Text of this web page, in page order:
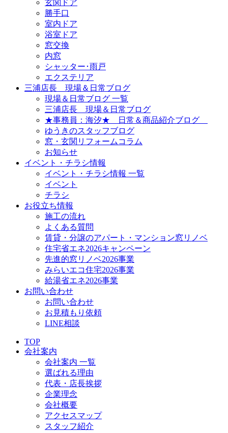
玄関ドア
勝手口
室内ドア
浴室ドア
窓交換
内窓
シャッター･雨戸
エクステリア
三浦店長 現場＆日常ブログ
現場＆日常ブログ 一覧
三浦店長 現場＆日常ブログ
★事務員：海汐★ 日常＆商品紹介ブログ
ゆうきのスタッフブログ
窓・玄関リフォームコラム
お知らせ
イベント・チラシ情報
イベント・チラシ情報 一覧
イベント
チラシ
お役立ち情報
施工の流れ
よくある質問
賃貸・分譲のアパート・マンション窓リノベ
住宅省エネ2026キャンペーン
先進的窓リノベ2026事業
みらいエコ住宅2026事業
給湯省エネ2026事業
お問い合わせ
お問い合わせ
お見積もり依頼
LINE相談
TOP
会社案内
会社案内 一覧
選ばれる理由
代表・店長挨拶
企業理念
会社概要
アクセスマップ
スタッフ紹介